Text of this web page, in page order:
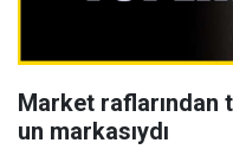
Market raflarından
un markasıydı